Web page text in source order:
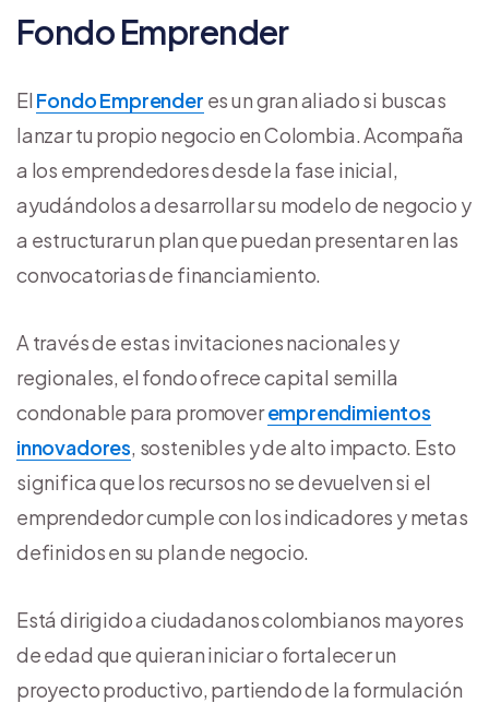
Fondo Emprender
El Fondo Emprender es un gran aliado si buscas
lanzar tu propio negocio en Colombia. Acompaña
a los emprendedores desde la fase inicial,
ayudándolos a desarrollar su modelo de negocio y
a estructurar un plan que puedan presentar en las
convocatorias de financiamiento.
A través de estas invitaciones nacionales y
regionales, el fondo ofrece capital semilla
condonable para promoveremprendimientos
innovadores, sostenibles y de alto impacto. Esto
significa que los recursos no se devuelven si el
emprendedor cumple con los indicadores y metas
definidos en su plan de negocio.
Está dirigido a ciudadanos colombianos mayores
de edad que quieran iniciar o fortalecer un
proyecto productivo, partiendo de la formulación